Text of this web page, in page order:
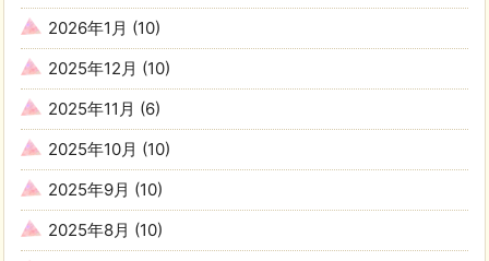
2026年1月 (10)
2025年12月 (10)
2025年11月 (6)
2025年10月 (10)
2025年9月 (10)
2025年8月 (10)